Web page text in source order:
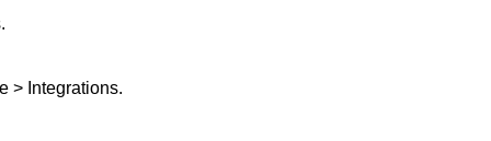
> Integrations.